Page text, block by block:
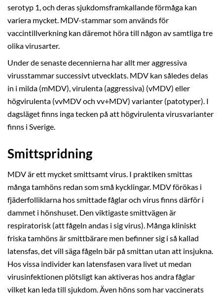
serotyp 1, och deras sjukdomsframkallande förmåga kan
variera mycket. MDV-stammar som används för
vaccintillverkning kan däremot höra till någon av samtliga tre
olika virusarter.
Under de senaste decennierna har allt mer aggressiva
virusstammar successivt utvecklats. MDV kan således delas
in i milda (mMDV), virulenta (aggressiva) (vMDV) eller
högvirulenta (vvMDV och vv+MDV) varianter (patotyper). I
dagsläget finns inga tecken på att högvirulenta virusvarianter
finns i Sverige.
Smittspridning
MDV är ett mycket smittsamt virus. I praktiken smittas
många tamhöns redan som små kycklingar. MDV förökas i
fjäderfolliklarna hos smittade fåglar och virus finns därför i
dammet i hönshuset. Den viktigaste smittvägen är
respiratorisk (att fågeln andas i sig virus). Många kliniskt
friska tamhöns är smittbärare men befinner sig i så kallad
latensfas, det vill säga fågeln bär på smittan utan att insjukna.
Hos vissa individer kan latensfasen vara livet ut medan
virusinfektionen plötsligt kan aktiveras hos andra fåglar
vilket kan leda till sjukdom. Även höns som har vaccinerats